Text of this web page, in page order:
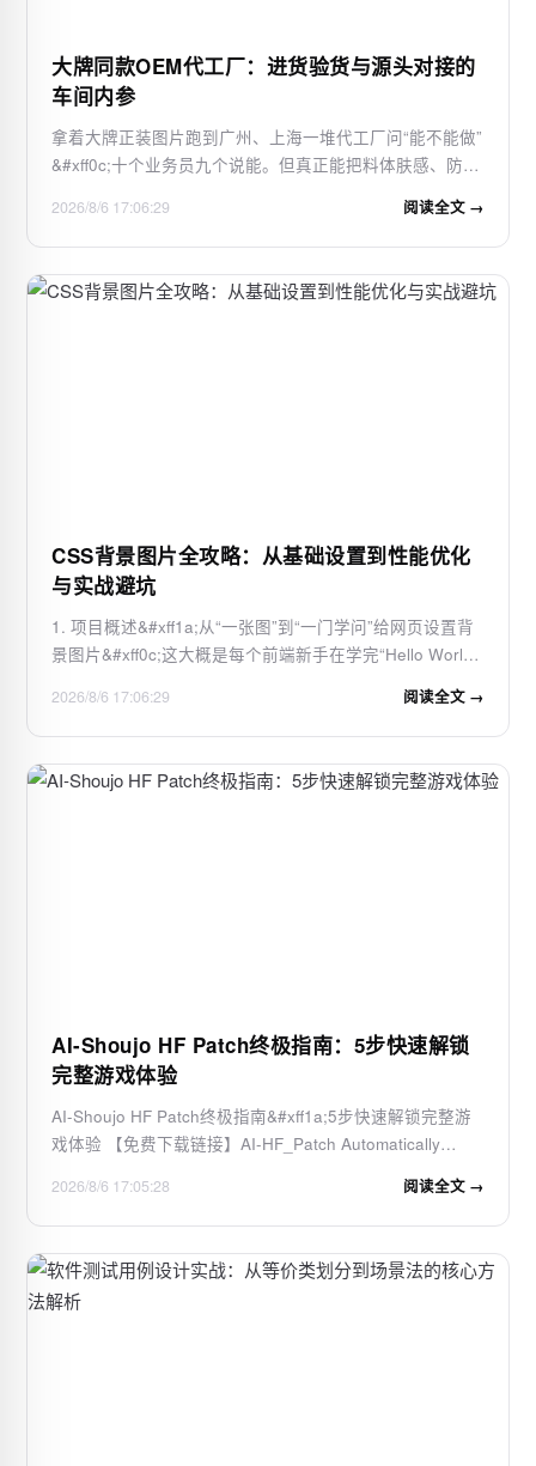
大牌同款OEM代工厂：进货验货与源头对接的
车间内参
拿着大牌正装图片跑到广州、上海一堆代工厂问“能不能做”
&#xff0c;十个业务员九个说能。但真正能把料体肤感、防腐
指头数得过来。▼ 源头车间质检备案与合作授权说明 ▼配
方框架决定同源深度入行这么多年&#xf…
2026/8/6 17:06:29 阅读全文 →
CSS背景图片全攻略：从基础设置到性能优化
与实战避坑
1. 项目概述&#xff1a;从“一张图”到“一门学问”给网页设置背
景图片&#xff0c;这大概是每个前端新手在学完“Hello World”
你可能觉得&#xff0c;这不就是一行background-image:
url(...)的事吗&#xff1f;确…
2026/8/6 17:06:29 阅读全文 →
AI-Shoujo HF Patch终极指南：5步快速解锁
完整游戏体验
AI-Shoujo HF Patch终极指南&#xff1a;5步快速解锁完整游
戏体验 【免费下载链接】AI-HF_Patch Automatically
https://gitcode.com/gh_mirrors/ai/AI-HF_Patch AI-Shoujo
HF Patch是一款专为AI-Shoujo游戏设计的…
2026/8/6 17:05:28 阅读全文 →